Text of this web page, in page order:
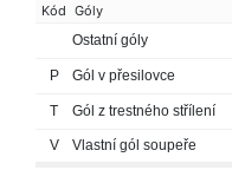
Kód Góly
Ostatní góly
P Gól v přesilovce
T Gól z trestného střílení
V Vlastní gól soupeře